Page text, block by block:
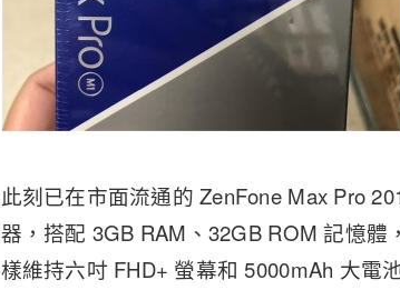
此刻已在市面流通的 ZenFone Max Pro
器，搭配 3GB RAM、32GB ROM 記憶
樣維持六吋 FHD+ 螢幕和 5000mAh 大電